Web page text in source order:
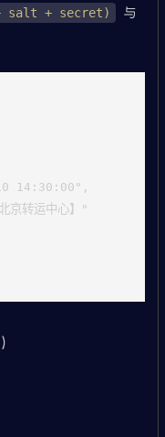
+ salt + secret)
与
14:30:00",
转运中心】"